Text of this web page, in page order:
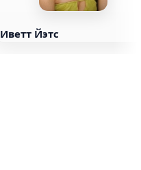
Иветт Йэтс